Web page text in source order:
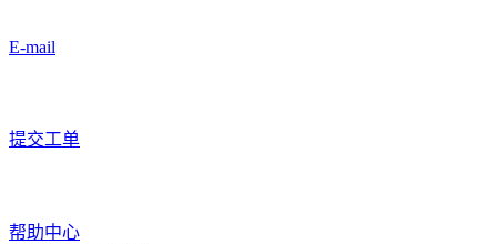
E-mail
提交工单
帮助中心